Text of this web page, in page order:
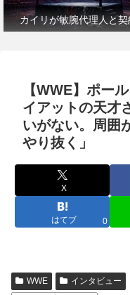
カイリが敏腕代理人と契
【WWE】ポー
イアットの天才
いがない。周囲
やり抜く」
X
はてブ 0
WWE インタビュー